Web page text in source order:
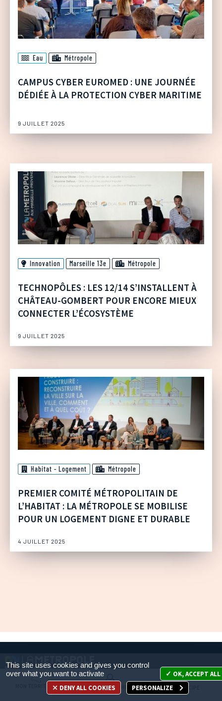
Eau Métropole
CAMPUS CYBER EUROMED : UNE JOURNÉE
DÉDIÉE À LA PROTECTION CYBER MARITIME
9 JUILLET 2025
Innovation Marseille 13e Métropole
TECHNOPÔLES : LES 12/14 S’INSTALLENT À
CHÂTEAU-GOMBERT POUR ENCORE MIEUX
CONNECTER L’ÉCOSYSTÈME
9 JUILLET 2025
Habitat - Logement Métropole
PREMIER COMITÉ MÉTROPOLITAIN DE
L’HABITAT : LA MÉTROPOLE SE MOBILISE
POUR UN LOGEMENT DIGNE ET DURABLE
4 JUILLET 2025
Métropole Aix-Marseille-Provence
Le Pharo 58, boulevard Charles-Livon
MON TERRITOIRE MES DÉMARCHES JE PARTICIPE
This site uses cookies and gives you control
over what you want to activate
OK, ACCEPT ALL
DENY ALL COOKIES
PERSONALIZE